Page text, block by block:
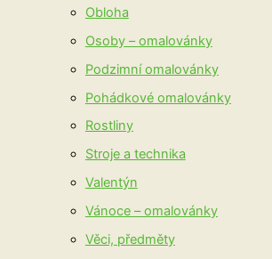
Obloha
Osoby – omalovánky
Podzimní omalovánky
Pohádkové omalovánky
Rostliny
Stroje a technika
Valentýn
Vánoce – omalovánky
Věci, předměty